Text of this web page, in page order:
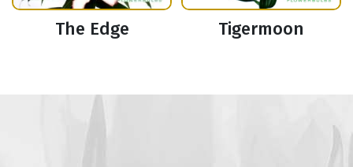
The Edge Tigermoon